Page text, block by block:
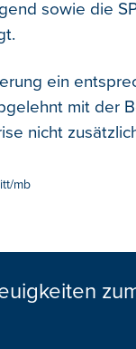
sowie die
ein
mit der
nicht
mb